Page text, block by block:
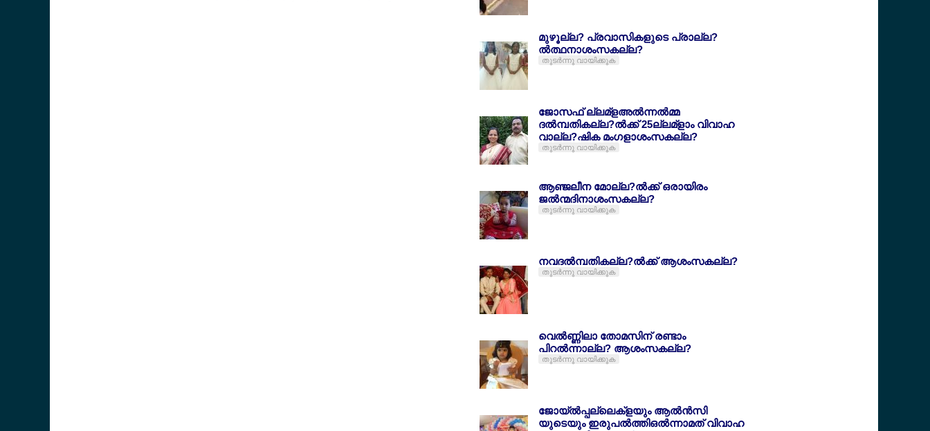
മുഴൂല്ല? പ്രവാസികളുടെ പ്രാല്ല?
ല്‍ത്ഥനാശംസകല്ല?
തുടര്‍ന്നു വായിക്കുക
ജോസഫ് ല്ലമ്ളഅല്‍ന്നല്‍മ്മ
ദല്‍മ്പതികല്ല?ല്‍ക്ക് 25ല്ലമ്ളാം വിവാഹ
വാല്ല?ഷിക മംഗളാശംസകല്ല?
തുടര്‍ന്നു വായിക്കുക
ആഞ്ജലീന മോല്ല?ല്‍ക്ക് ഒരായിരം
ജല്‍ന്മദിനാശംസകല്ല?
തുടര്‍ന്നു വായിക്കുക
നവദല്‍മ്പതികല്ല?ല്‍ക്ക് ആശംസകല്ല?
തുടര്‍ന്നു വായിക്കുക
വെല്‍ണ്ണിലാ തോമസിന് രണ്ടാം
പിറല്‍ന്നാല്ല? ആശംസകല്ല?
തുടര്‍ന്നു വായിക്കുക
ജോയ്ല്‍പ്പല്ലെക്ളയും ആല്‍ന്‍സി
യുടെയും ഇരുപല്‍ത്തിഒല്‍ന്നാമത് വിവാഹ